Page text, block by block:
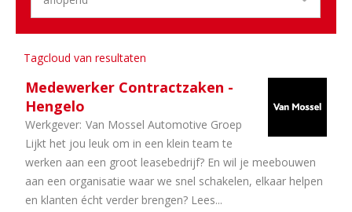
Aantal
uren
40
uur
Tagcloud van resultaten
Medewerker Contractzaken -
Hengelo
Werkgever: Van Mossel Automotive Groep
Lijkt het jou leuk om in een klein team te
werken aan een groot leasebedrijf? En wil je meebouwen
aan een organisatie waar we snel schakelen, elkaar helpen
en klanten écht verder brengen? Lees...